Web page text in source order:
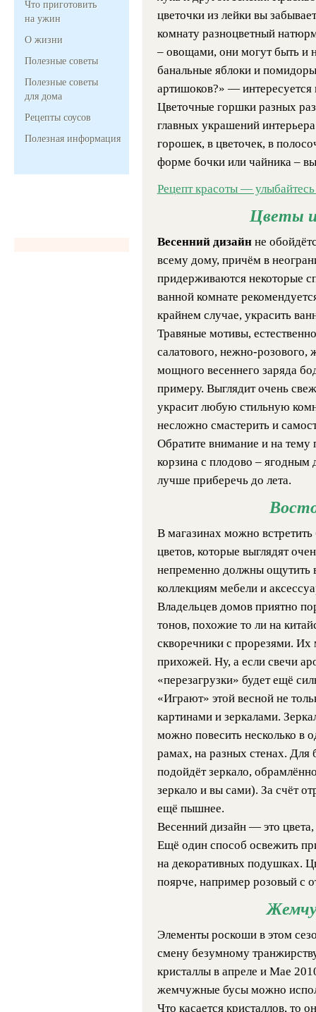
Что приготовить
на ужин
О жизни
Полезные советы
Полезные советы
для дома
Рецепты соусов
Полезная информация
цветочки из лейки вы
комнату разноцветный
– овощами, они могут быть и
банальные яблоки и
артишоков?» — интересуется
Цветочные горшки разных
главных украшений
горошек, в цветочек, в
форме бочки или чайника –
Рецепт красоты —
Цветы и
Весенний дизайнне
всему дому, причём в
придерживаются некоторые
ванной комнате
крайнем случае, украсить
Травяные мотивы,
салатового, нежно-розового,
мощного весеннего заряда
примеру. Выглядит очень
украсит любую стильную
несложно смастерить и
Обратите внимание и на тему
корзина с плодово –
лучше приберечь до лета.
В магазинах можно
цветов, которые выглядят
непременно должны ощутить
коллекциям мебели и
Владельцев домов приятно
тонов, похожие то ли на
скворечники с прорезями. Их
прихожей. Ну, а если свечи
«перезагрузки» будет ещё
«Играют» этой весной не
картинами и зеркалами.
можно повесить несколько в
рамах, на разных стенах. Для
подойдёт зеркало,
зеркало и вы сами). За счёт
ещё пышнее.
Весенний дизайн — это цвета,
Ещё один способ освежить
на декоративных подушках.
поярче, например розовый с
Элементы роскоши в этом
смену безумному
кристаллы в апреле и Мае
жемчужные бусы можно
Что касается кристаллов, то